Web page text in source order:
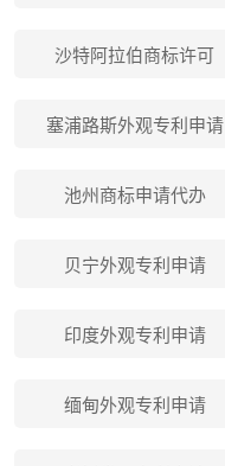
沙特阿拉伯商标许可
塞浦路斯外观专利申请
池州商标申请代办
贝宁外观专利申请
印度外观专利申请
缅甸外观专利申请